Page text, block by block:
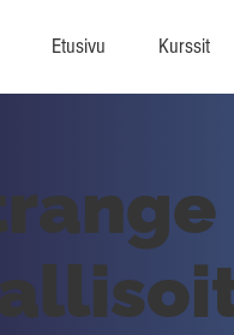
Etusivu Kurssit